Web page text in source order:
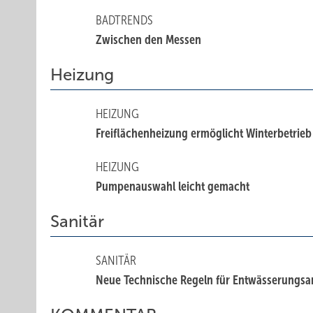
BADTRENDS
Zwischen den Messen
Heizung
HEIZUNG
Freiflächenheizung ermöglicht Winterbetrieb
HEIZUNG
Pumpenauswahl leicht gemacht
Sanitär
SANITÄR
Neue Technische Regeln für